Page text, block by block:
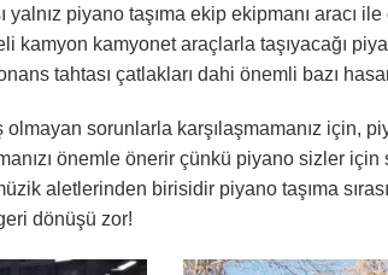
yalnız piyano taşıma ekip ekipmanı aracı
kamyon kamyonet araçlarla taşıyacağı
tahtası çatlakları dahi önemli bazı
olmayan sorunlarla karşılaşmamanız için,
önemle önerir çünkü piyano sizler
aletlerinden birisidir piyano taşıma
dönüşü zor!